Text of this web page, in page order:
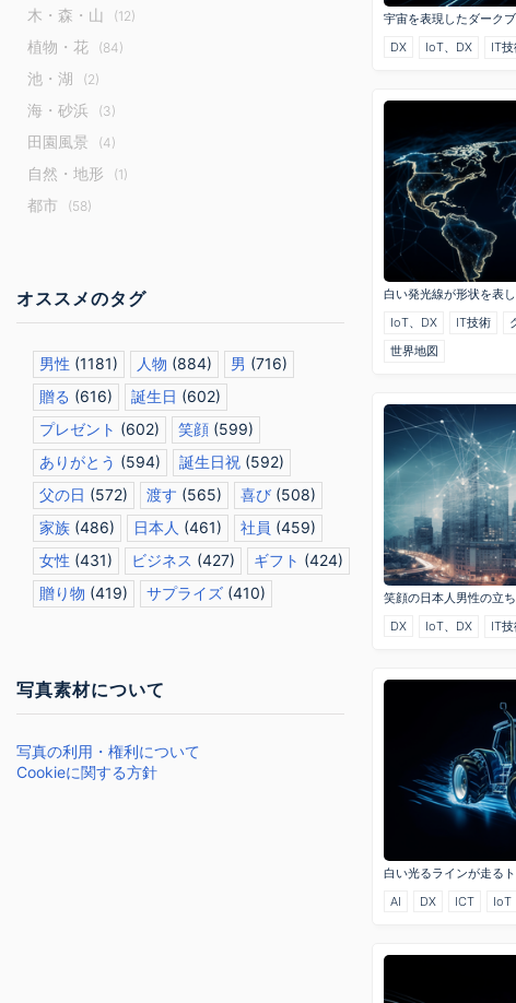
木・森・山 (12)
植物・花 (84)
池・湖 (2)
海・砂浜 (3)
田園風景 (4)
自然・地形 (1)
都市 (58)
オススメのタグ
男性 (1181) 人物 (884) 男 (716)
贈る (616) 誕生日 (602)
プレゼント (602) 笑顔 (599)
ありがとう (594) 誕生日祝 (592)
父の日 (572) 渡す (565) 喜び (508)
家族 (486) 日本人 (461) 社員 (459)
女性 (431) ビジネス (427) ギフト (424)
贈り物 (419) サプライズ (410)
写真素材について
写真の利用・権利について
Cookieに関する方針
宇宙を表現したダーク
DX
IoT、DX IT
白い発光線が形状を表
IoT、DX
IT技術
世界地図
笑顔の日本人男性の立
DX
IoT、DX IT
白い光るラインが走る
AI
DX ICT IoT